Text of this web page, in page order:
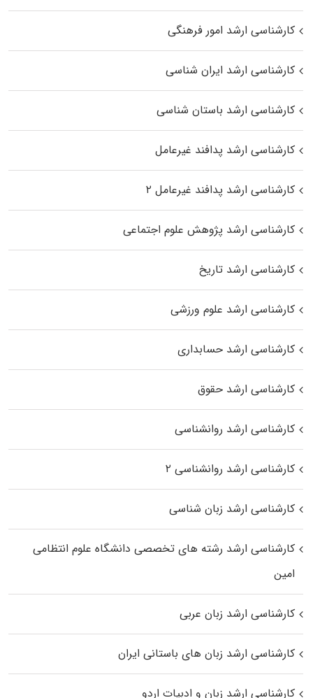
کارشناسی ارشد امور فرهنگی
کارشناسی ارشد ایران شناسی
کارشناسی ارشد باستان شناسی
کارشناسی ارشد پدافند غیرعامل
کارشناسی ارشد پدافند غیرعامل ۲
کارشناسی ارشد پژوهش علوم اجتماعی
کارشناسی ارشد تاریخ
کارشناسی ارشد علوم ورزشی
کارشناسی ارشد حسابداری
کارشناسی ارشد حقوق
کارشناسی ارشد روانشناسی
کارشناسی ارشد روانشناسی ۲
کارشناسی ارشد زبان شناسی
کارشناسی ارشد رﺷﺘﻪ ﻫﺎی تخصصی داﻧﺸﮕﺎه ﻋﻠﻮم انتظامی
اﻣﻴﻦ
کارشناسی ارشد زبان عربی
کارشناسی ارشد زبان‌ های باستانی ایران
کارشناسی ارشد زبان و ادبیات اردو